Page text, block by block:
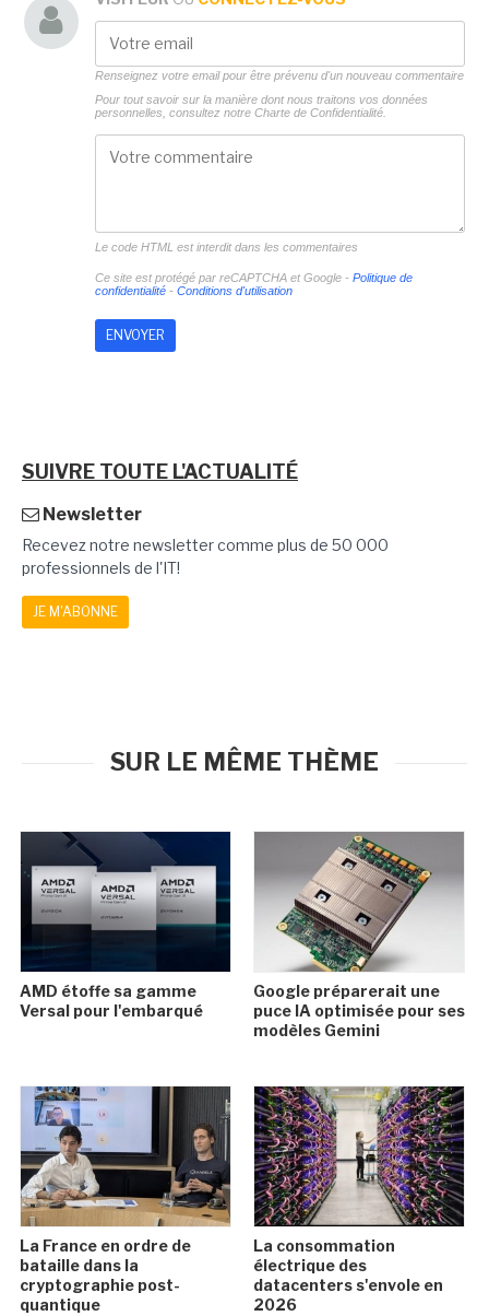
Renseignez votre email pour être prévenu d'un nouveau commentaire
Pour tout savoir sur la manière dont nous traitons vos données
personnelles, consultez notre Charte de Confidentialité.
Le code HTML est interdit dans les commentaires
Ce site est protégé par reCAPTCHA et Google - Politique de
confidentialité- Conditions d'utilisation
SUIVRE TOUTE L'ACTUALITÉ
Newsletter
Recevez notre newsletter comme plus de 50 000
professionnels de l'IT!
JE M'ABONNE
SUR LE MÊME THÈME
AMD étoffe sa gamme
Versal pour l'embarqué
Google préparerait une
puce IA optimisée pour ses
modèles Gemini
La France en ordre de
bataille dans la
cryptographie post-
quantique
La consommation
électrique des
datacenters s'envole en
2026